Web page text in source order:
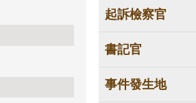
起訴檢察官
書記官
事件發生地